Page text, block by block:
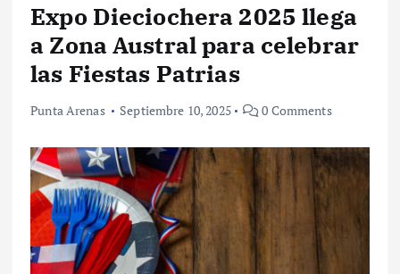
Expo Dieciochera 2025 llega
a Zona Austral para celebrar
las Fiestas Patrias
Punta Arenas Septiembre 10, 2025 0 Comments